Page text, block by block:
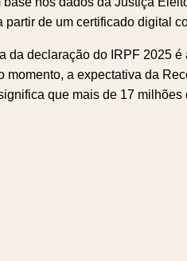
partir de um certificado digital
da declaração do IRPF 2025
momento, a expectativa da
que mais de 17